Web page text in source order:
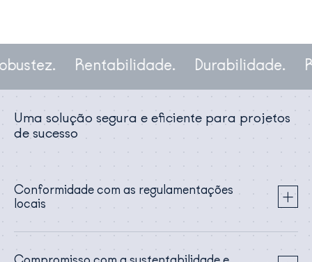
Rentabilidade. Durabilidade.
Uma solução segura e eficiente para projetos
de sucesso
Conformidade com as regulamentações
locais